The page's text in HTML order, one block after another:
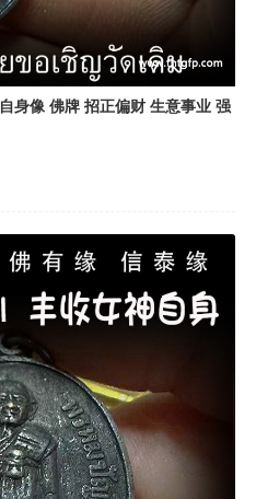
身像 佛牌 招正偏财 生意事业 强